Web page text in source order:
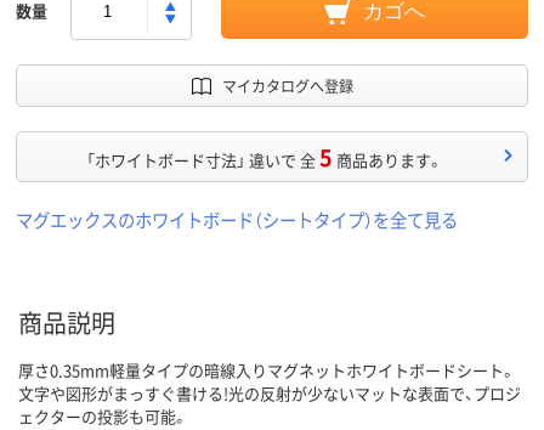
数量 カゴへ
マイカタログへ登録
「ホワイトボード寸法」 違いで 全5 商品あります。
マグエックスのホワイトボード（シートタイプ）を全て見る
商品説明
厚さ0.35mm軽量タイプの暗線入りマグネットホワイトボードシート。
文字や図形がまっすぐ書ける!光の反射が少ないマットな表面で、プロジ
ェクターの投影も可能。